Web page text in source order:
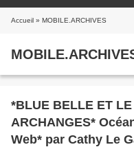
Accueil » MOBILE.ARCHIVES
*BLUE BELLE ET
ARCHANGES*
Web* par Cathy Le